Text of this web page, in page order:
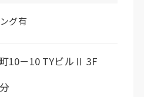
グ有
10－10 TYビルⅡ 3F